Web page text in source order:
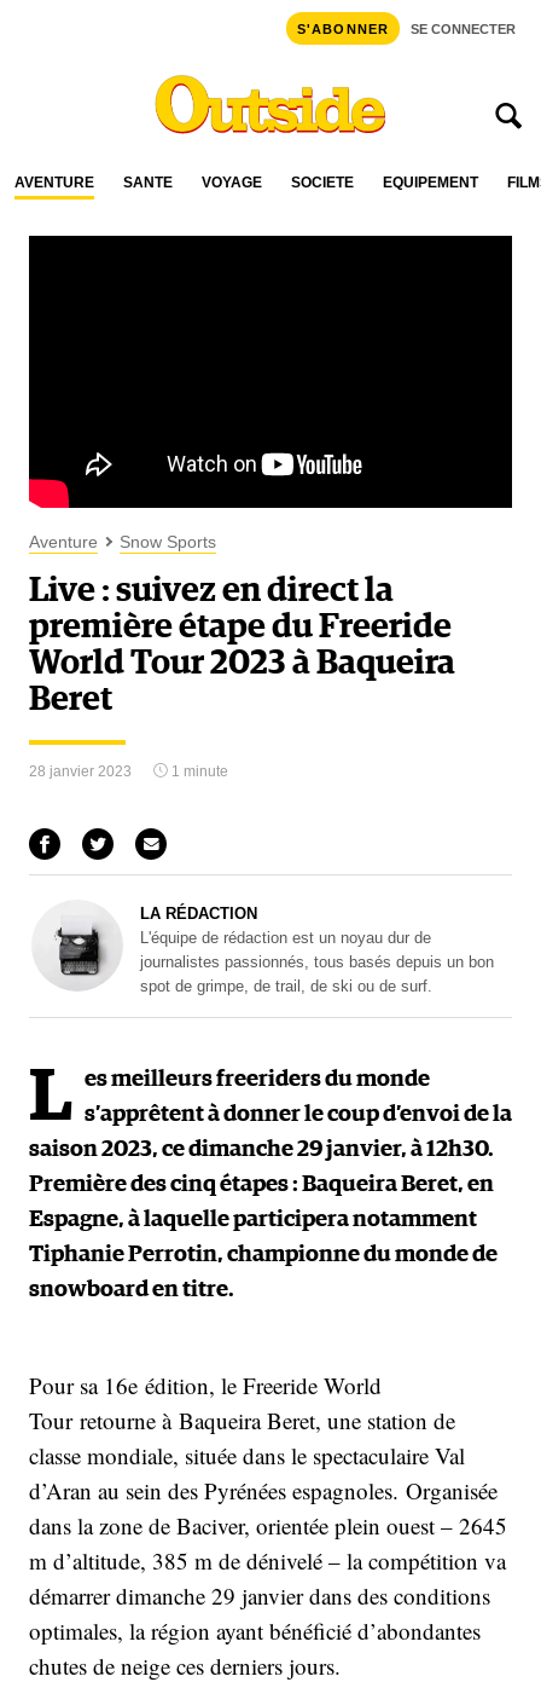
S'ABONNER SE CONNECTER
AVENTURE SANTÉ VOYAGE SOCIÉTÉ ÉQUIPEMENT
Aventure Snow Sports
Live : suivez en direct la
première étape du Freeride
World Tour 2023 à Baqueira
Beret
28 janvier 2023 1 minute
LA RÉDACTION
L'équipe de rédaction est un noyau dur de
journalistes passionnés, tous basés depuis un bon
spot de grimpe, de trail, de ski ou de surf.
L es meilleurs freeriders du monde
s’apprêtent à donner le coup d’envoi de la
saison 2023, ce dimanche 29 janvier, à 12h30.
Première des cinq étapes : Baqueira Beret, en
Espagne, à laquelle participera notamment
Tiphanie Perrotin, championne du monde de
snowboard en titre.
Pour sa 16e édition, le Freeride World
Tour retourne à Baqueira Beret, une station de
classe mondiale, située dans le spectaculaire Val
d’Aran au sein des Pyrénées espagnoles. Organisée
dans la zone de Baciver, orientée plein ouest – 2645
m d’altitude, 385 m de dénivelé – la compétition va
démarrer dimanche 29 janvier dans des conditions
optimales, la région ayant bénéficié d’abondantes
chutes de neige ces derniers jours.